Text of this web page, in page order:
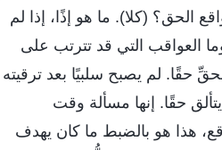
الحق؟ (كلا). ما هو إذًا، إذا لم
العواقب التي قد تترتب على
حقًا. لم يصبح سلبيًا بعد ترقيته
حقًا. إنها مسألة وقت
هذا هو بالضبط ما كان يهدف